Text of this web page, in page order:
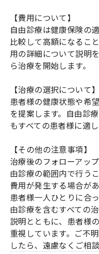
【費用について】
自由診療は健康保険の
比較して高額になるこ
用の詳細について説明
ら治療を開始します。
【治療の選択について】
患者様の健康状態や希
を提案します。自由診
もすべての患者様に適
【その他の注意事項】
治療後のフォローアッ
由診療の範囲内で行う
費用が発生する場合があ
患者様一人ひとりに合
由診療を含むすべての
説明とともに、患者様
重視しています。ご不
したら、遠慮なくご相